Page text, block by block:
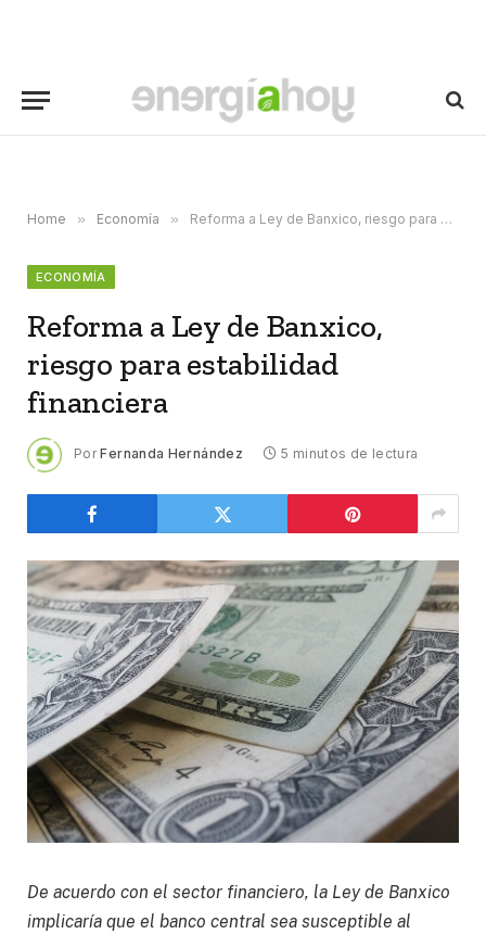
Home » Economía » Reforma a Ley de Banxico, riesgo para estabilidad financiera
ECONOMÍA
Reforma a Ley de Banxico,
riesgo para estabilidad
financiera
Por Fernanda Hernández 5 minutos de lectura
De acuerdo con el sector financiero, la Ley de Banxico
implicaría que el banco central sea susceptible al